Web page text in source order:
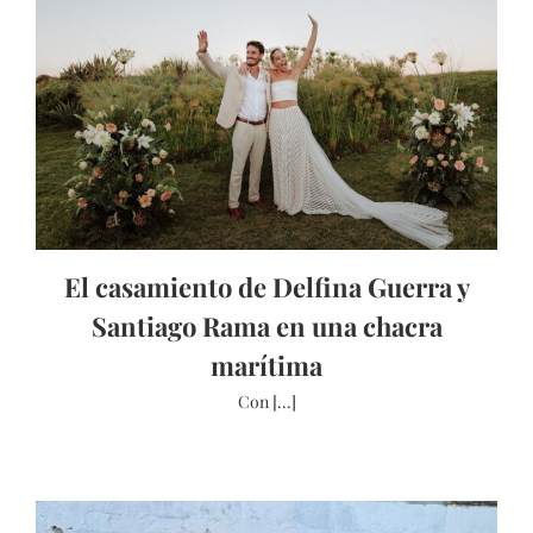
El casamiento de Delfina Guerra y
Santiago Rama en una chacra
marítima
Con [...]